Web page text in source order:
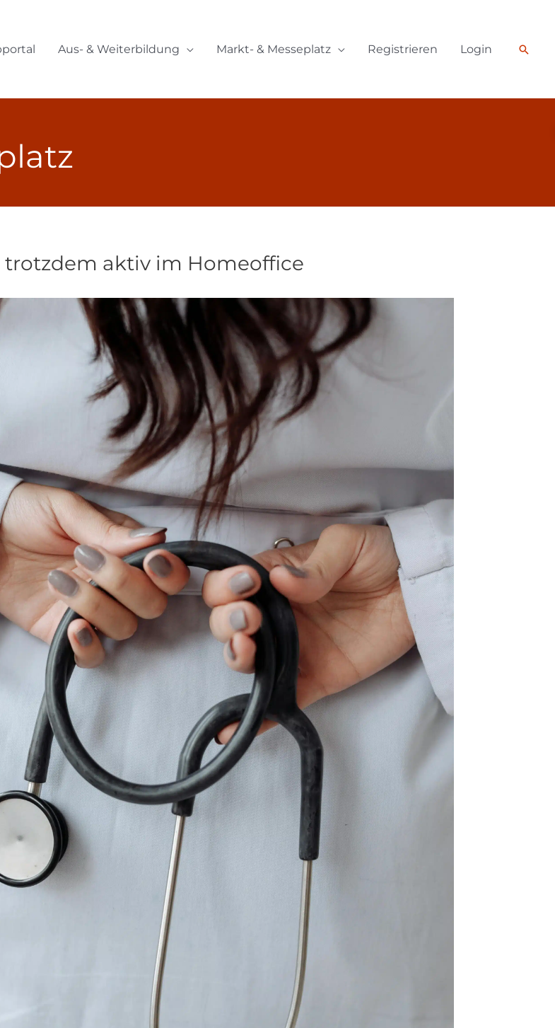
Aus- & Weiterbildung Markt- & Messeplatz Registrieren Login
trotzdem aktiv im Homeoffice